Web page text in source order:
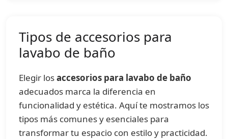
Tipos de accesorios para
lavabo de baño
Elegir losaccesorios para lavabo de baño
adecuados marca la diferencia en
funcionalidad y estética. Aquí te mostramos los
tipos más comunes y esenciales para
transformar tu espacio con estilo y practicidad.